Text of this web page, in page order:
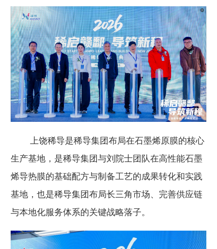
上饶稀导是稀导集团布局在石墨烯原膜的核心
生产基地，是稀导集团与刘院士团队在高性能石墨
烯导热膜的基础配方与制备工艺的成果转化和实践
基地，也是稀导集团布局长三角市场、完善供应链
与本地化服务体系的关键战略落子。